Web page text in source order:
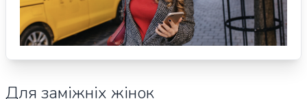
Для заміжніх жінок